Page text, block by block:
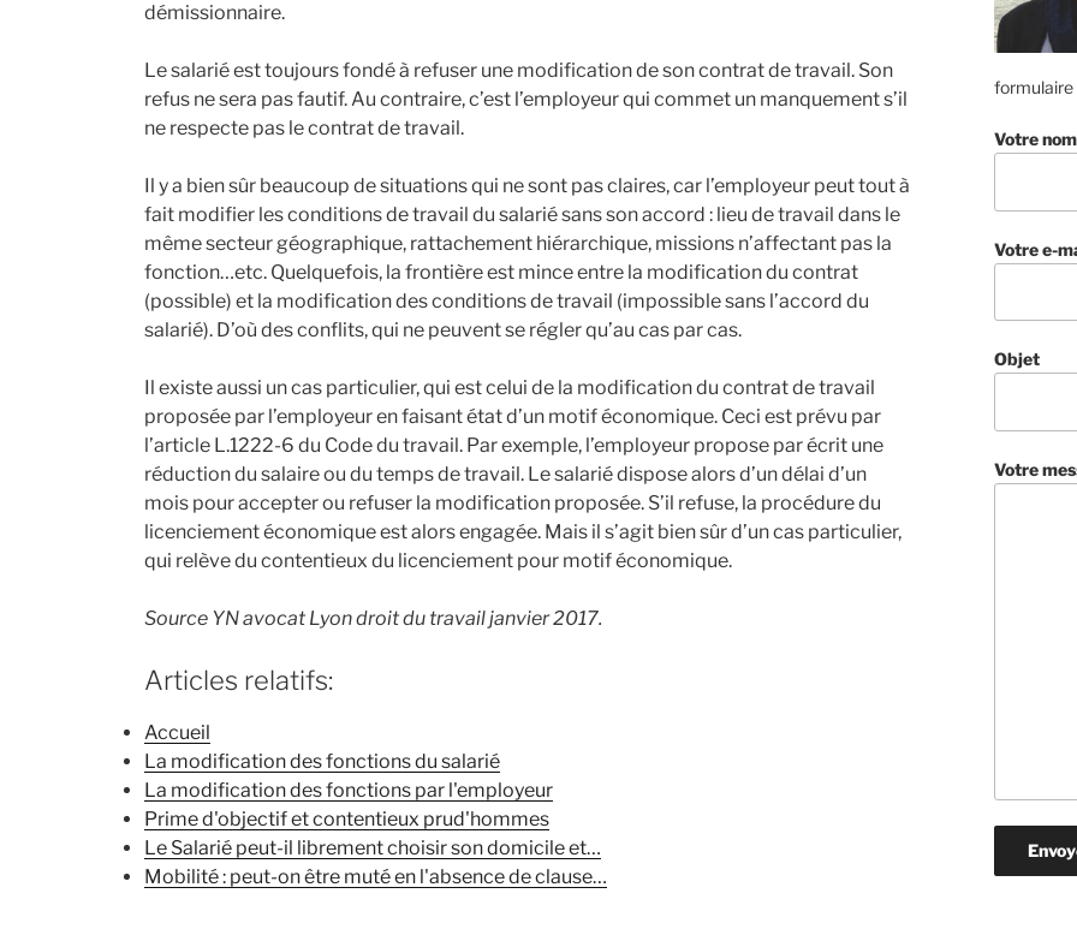
démissionnaire.
Le salarié est toujours fondé à refuser une modification de son contrat de travail. Son
refus ne sera pas fautif. Au contraire, c’est l’employeur qui commet un manquement s’il
ne respecte pas le contrat de travail.
Il y a bien sûr beaucoup de situations qui ne sont pas claires, car l’employeur peut tout à
fait modifier les conditions de travail du salarié sans son accord : lieu de travail dans le
même secteur géographique, rattachement hiérarchique, missions n’affectant pas la
fonction…etc. Quelquefois, la frontière est mince entre la modification du contrat
(possible) et la modification des conditions de travail (impossible sans l’accord du
salarié). D’où des conflits, qui ne peuvent se régler qu’au cas par cas.
Il existe aussi un cas particulier, qui est celui de la modification du contrat de travail
proposée par l’employeur en faisant état d’un motif économique. Ceci est prévu par
l’article L.1222-6 du Code du travail. Par exemple, l’employeur propose par écrit une
réduction du salaire ou du temps de travail. Le salarié dispose alors d’un délai d’un
mois pour accepter ou refuser la modification proposée. S’il refuse, la procédure du
licenciement économique est alors engagée. Mais il s’agit bien sûr d’un cas particulier,
qui relève du contentieux du licenciement pour motif économique.
Source YN avocat Lyon droit du travail janvier 2017.
Articles relatifs:
Accueil
La modification des fonctions du salarié
La modification des fonctions par l'employeur
Prime d'objectif et contentieux prud'hommes
Le Salarié peut-il librement choisir son domicile et…
Mobilité : peut-on être muté en l'absence de clause…
formulaire
Votre nom
Votre e-
Objet
Votre